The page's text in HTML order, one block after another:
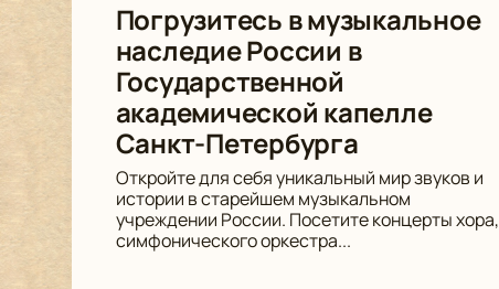
Погрузитесь в музыкальное
наследие России в
Государственной
академической капелле
Санкт-Петербурга
Откройте для себя уникальный мир звуков и
истории в старейшем музыкальном
учреждении России. Посетите концерты хора,
симфонического оркестра...